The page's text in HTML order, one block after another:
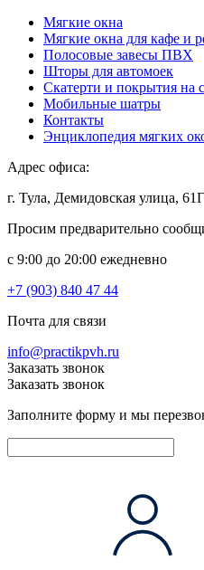
Мягкие окна
Мягкие окна для кафе и
Полосовые завесы ПВХ
Шторы для автомоек
Скатерти и покрытия на
Мобильные шатры
Контакты
Энциклопедия мягких
Адрес офиса:
г. Тула, Демидовская улица, 61Г
Просим предварительно
c 9:00 до 20:00 ежедневно
+7 (903) 840 47 44
Почта для связи
info@practikpvh.ru
Заказать звонок
Заказать звонок
Заполните форму и мы